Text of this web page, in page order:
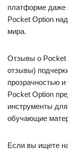
платформе даже
Pocket Option
мира.
Отзывы о Pocket
отзывы)
прозрачностью
Pocket Option
инструменты
обучающие
Если вы ищете